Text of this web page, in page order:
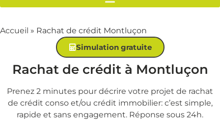
Accueil » Rachat de crédit Montluçon
Simulation gratuite
Rachat de crédit à Montluçon
Prenez 2 minutes pour décrire votre projet de rachat
de crédit conso et/ou crédit immobilier: c’est simple,
rapide et sans engagement. Réponse sous 24h.